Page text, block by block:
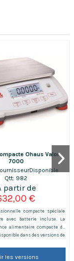
Ohaus Valor
7000
Disponible
Qtt: 982
€
compacte spéciale
avec batterie incluse. La
alimentaire compacte de
dans des versions de
les versions